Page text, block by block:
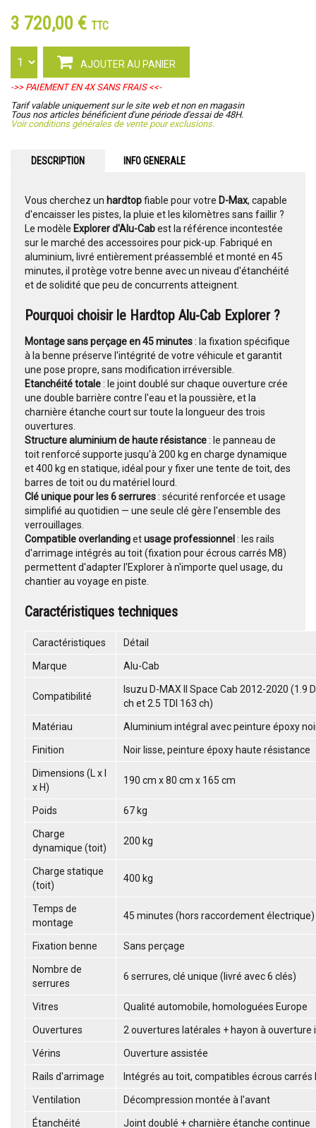
3 720,00 € TTC
AJOUTER AU PANIER
->> PAIEMENT EN 4X SANS FRAIS <<-
Tarif valable uniquement sur le site web et non en magasin
Tous nos articles bénéficient d'une période d'essai de 48H.
Voir conditions générales de vente pour exclusions.
DESCRIPTION INFO GENERALE
Vous cherchez un hardtopfiable pour votre D-Max, capable
d'encaisser les pistes, la pluie et les kilomètres sans faillir ?
Le modèle Explorer d'Alu-Cabest la référence incontestée
sur le marché des accessoires pour pick-up. Fabriqué en
aluminium, livré entièrement préassemblé et monté en 45
minutes, il protège votre benne avec un niveau d'étanchéité
et de solidité que peu de concurrents atteignent.
Pourquoi choisir le Hardtop Alu-Cab Explorer ?
Montage sans perçage en 45 minutes: la fixation spécifique
à la benne préserve l'intégrité de votre véhicule et garantit
une pose propre, sans modification irréversible.
Etanchéité totale: le joint doublé sur chaque ouverture crée
une double barrière contre l'eau et la poussière, et la
charnière étanche court sur toute la longueur des trois
ouvertures.
Structure aluminium de haute résistance: le panneau de
toit renforcé supporte jusqu'à 200 kg en charge dynamique
et 400 kg en statique, idéal pour y fixer une tente de toit, des
barres de toit ou du matériel lourd.
Clé unique pour les 6 serrures: sécurité renforcée et usage
simplifié au quotidien — une seule clé gère l'ensemble des
verrouillages.
Compatible overlandingetusage professionnel : les rails
d'arrimage intégrés au toit (fixation pour écrous carrés M8)
permettent d'adapter l'Explorer à n'importe quel usage, du
chantier au voyage en piste.
Caractéristiques techniques
Caractéristiques Détail
Marque Alu-Cab
Compatibilité
Isuzu D-MAX II Space Cab 2012-2020 (1.9
ch et 2.5 TDI 163 ch)
Matériau Aluminium intégral avec peinture époxy
Finition Noir lisse, peinture époxy haute résistance
Dimensions (L x l
x H)
190 cm x 80 cm x 165 cm
Poids 67 kg
Charge
dynamique (toit)
200 kg
Charge statique
(toit)
400 kg
Temps de
montage
45 minutes (hors raccordement électrique)
Fixation benne Sans perçage
Nombre de
serrures
6 serrures, clé unique (livré avec 6 clés)
Vitres Qualité automobile, homologuées Europe
Ouvertures 2 ouvertures latérales + hayon à ouverture
Vérins Ouverture assistée
Rails d'arrimage Intégrés au toit, compatibles écrous carrés
Ventilation Décompression montée à l'avant
Étanchéité Joint doublé + charnière étanche continue